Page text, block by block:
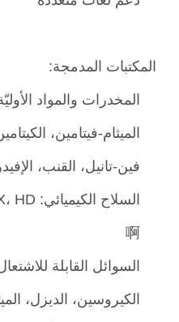
المكتبات المدمجة:
المخدرات والمواد
فين-تانيل، القنب،
السلاح الكيميائي: GB، GD، VX، HD، الخ
啊
السوائل القابلة
الكيروسين، الديزل،